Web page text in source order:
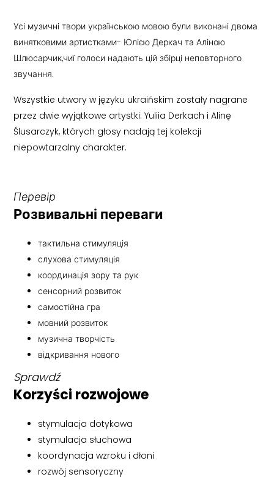
Усі музичні твори українською мовою були виконані двома
винятковими артистками- Юлією Деркач та Аліною
Шлюсарчик,чиї голоси надають цій збірці неповторного
звучання.
Wszystkie utwory w języku ukraińskim zostały nagrane
przez dwie wyjątkowe artystki: Yuliia Derkach i Alinę
Ślusarczyk, których głosy nadają tej kolekcji
niepowtarzalny charakter.
Перевір
Розвивальні переваги
тактильна стимуляція
слухова стимуляція
координація зору та рук
сенсорний розвиток
самостійна гра
мовний розвиток
музична творчість
відкривання нового
Sprawdź
Korzyści rozwojowe
stymulacja dotykowa
stymulacja słuchowa
koordynacja wzroku i dłoni
rozwój sensoryczny